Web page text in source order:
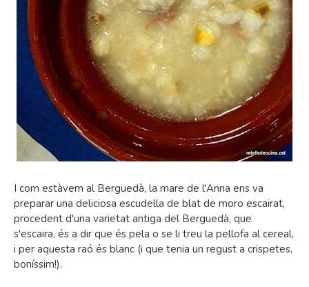
I com estàvem al Berguedà, la mare de l'Anna ens va
preparar una deliciosa escudella de blat de moro escairat,
procedent d'una varietat antiga del Berguedà, que
s'escaira, és a dir que és pela o se li treu la pellofa al cereal,
i per aquesta raó és blanc (i que tenia un regust a crispetes,
boníssim!).